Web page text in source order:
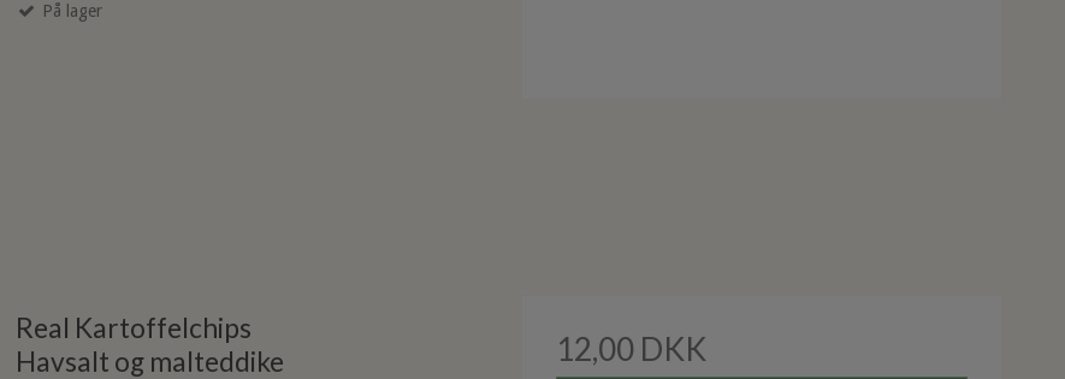
På lager
Real Kartoffelchips
Havsalt og malteddike
12,00 DKK